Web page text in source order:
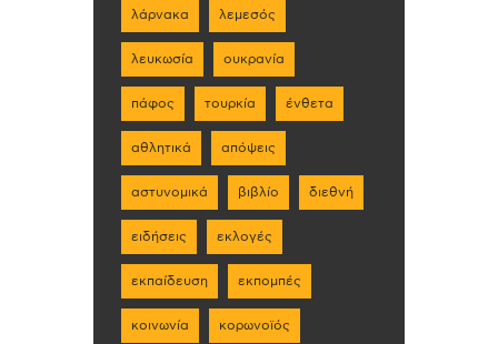
λάρνακα λεμεσός
λευκωσία ουκρανία
πάφος τουρκία ένθετα
αθλητικά απόψεις
αστυνομικά βιβλίο διεθνή
ειδήσεις εκλογές
εκπαίδευση εκπομπές
κοινωνία κορωνοϊός